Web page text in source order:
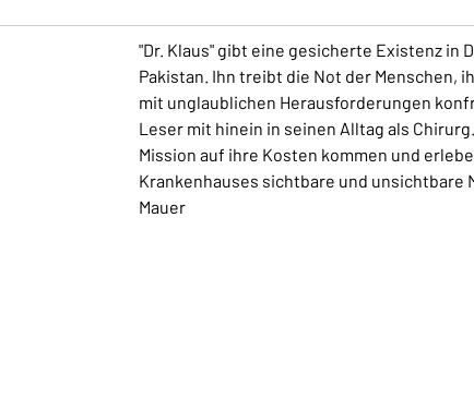
"Dr. Klaus" gibt eine gesicherte Existenz in
Pakistan. Ihn treibt die Not der Menschen,
mit unglaublichen Herausforderungen
Leser mit hinein in seinen Alltag als
Mission auf ihre Kosten kommen und
Krankenhauses sichtbare und unsichtbare
Mauer